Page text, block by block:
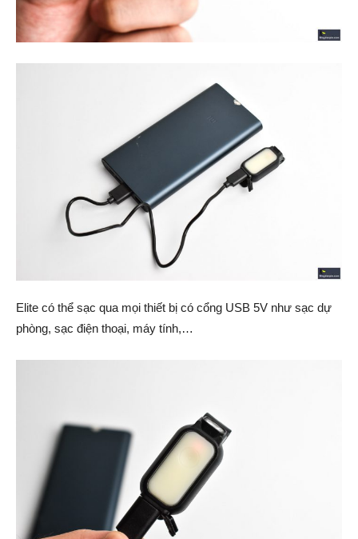
Elite có thể sạc qua mọi thiết bị có cổng USB 5V như sạc dự
phòng, sạc điện thoại, máy tính,…